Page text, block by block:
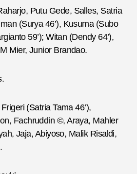
Putu Gede, Salles, Satria
(Surya 46’), Kusuma (Subo
59’); Witan (Dendy 64’),
Mier, Junior Brandao.
(Satria Tama 46’),
Fachruddin ©, Araya, Mahler
Jaja, Abiyoso, Malik Risaldi,